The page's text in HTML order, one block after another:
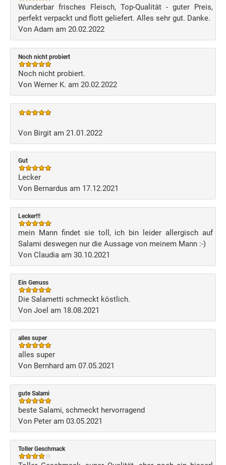
Wunderbar frisches Fleisch, Top-Qualität - guter Preis,
perfekt verpackt und flott geliefert. Alles sehr gut. Danke.
Von Adam am 20.02.2022
Noch nicht probiert
Noch nicht probiert.
Von Werner K. am 20.02.2022
Von Birgit am 21.01.2022
Gut
Lecker
Von Bernardus am 17.12.2021
Lecker!!!
mein Mann findet sie toll, ich bin leider allergisch auf
Salami deswegen nur die Aussage von meinem Mann :-)
Von Claudia am 30.10.2021
Ein Genuss
Die Salametti schmeckt köstlich.
Von Joel am 18.08.2021
alles super
alles super
Von Bernhard am 07.05.2021
gute Salami
beste Salami, schmeckt hervorragend
Von Peter am 03.05.2021
Toller Geschmack